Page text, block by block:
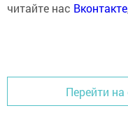
читайте нас Вконтакте
Перейти